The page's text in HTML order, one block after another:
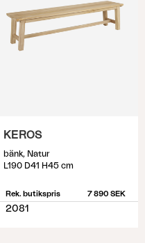
KEROS
bänk, Natur
L190 D41 H45 cm
Rek. butikspris 7 890 SEK
2081